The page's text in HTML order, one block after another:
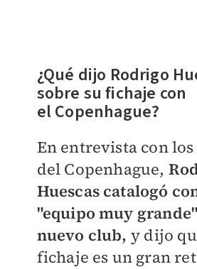
¿Qué dijo Rodrigo
sobre su fichaje con
elCopenhague?
En entrevista con
del Copenhague,
Huescas catalogó
"equipo muy
nuevo club, y dijo
fichaje es un gran